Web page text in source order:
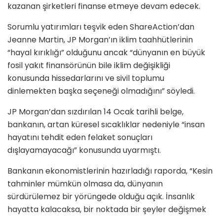
kazanan şirketleri finanse etmeye devam edecek.
Sorumlu yatırımları teşvik eden ShareAction’dan
Jeanne Martin, JP Morgan’ın iklim taahhütlerinin
“hayal kırıklığı” olduğunu ancak “dünyanın en büyük
fosil yakıt finansörünün bile iklim değişikliği
konusunda hissedarlarını ve sivil toplumu
dinlemekten başka seçeneği olmadığını” söyledi.
JP Morgan’dan sızdırılan 14 Ocak tarihli belge,
bankanın, artan küresel sıcaklıklar nedeniyle “insan
hayatını tehdit eden felaket sonuçları
dışlayamayacağı” konusunda uyarmıştı.
Bankanın ekonomistlerinin hazırladığı raporda, “Kesin
tahminler mümkün olmasa da, dünyanın
sürdürülemez bir yörüngede olduğu açık. İnsanlık
hayatta kalacaksa, bir noktada bir şeyler değişmek